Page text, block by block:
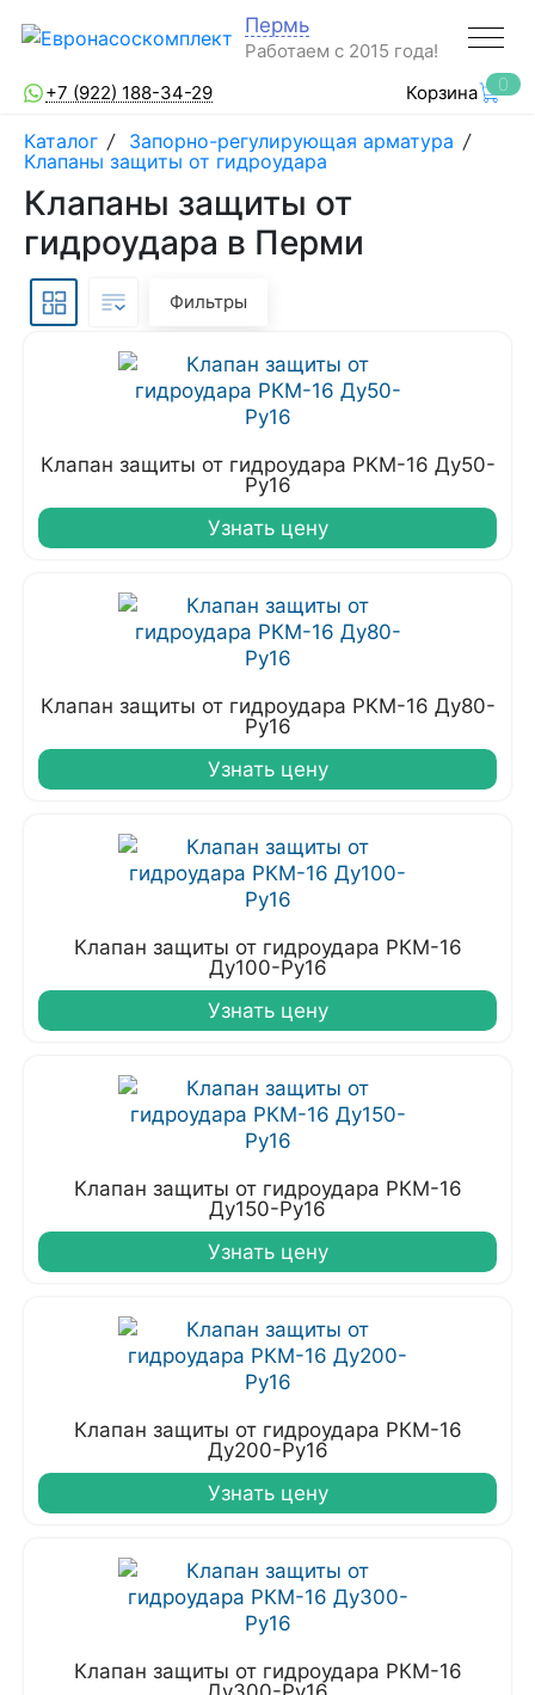
Пермь
Работаем с 2015 года!
+7 (922) 188-34-29
Корзина 0
Каталог / Запорно-регулирующая арматура /
Клапаны защиты от гидроудара
Клапаны защиты от
гидроудара в Перми
Фильтры
Клапан защиты от гидроудара РКМ-16 Ду50-
Ру16
Узнать цену
Клапан защиты от гидроудара РКМ-16 Ду80-
Ру16
Узнать цену
Клапан защиты от гидроудара РКМ-16
Ду100-Ру16
Узнать цену
Клапан защиты от гидроудара РКМ-16
Ду150-Ру16
Узнать цену
Клапан защиты от гидроудара РКМ-16
Ду200-Ру16
Узнать цену
Клапан защиты от гидроудара РКМ-16